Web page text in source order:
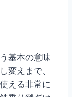
基本の意味
変えまで、
える非常に